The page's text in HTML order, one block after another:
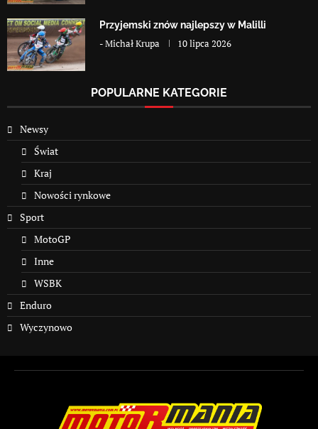
Przyjemski znów najlepszy w Malilli
-Michał Krupa 10 lipca 2026
POPULARNE KATEGORIE
Newsy
Świat
Kraj
Nowości rynkowe
Sport
MotoGP
Inne
WSBK
Enduro
Wyczynowo